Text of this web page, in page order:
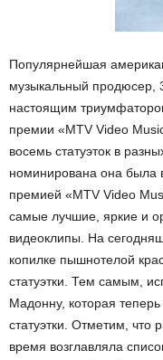
Популярнейшая
музыкальный продюсер,
настоящим
премии «MTV Video
восемь статуэток в
номинирована она была
премией «MTV Video
самые лучшие, яркие и
видеоклипы. На
копилке пышнотелой
статуэтки. Тем самым,
Мадонну, которая
статуэтки. Отметим, что
время возглавляла